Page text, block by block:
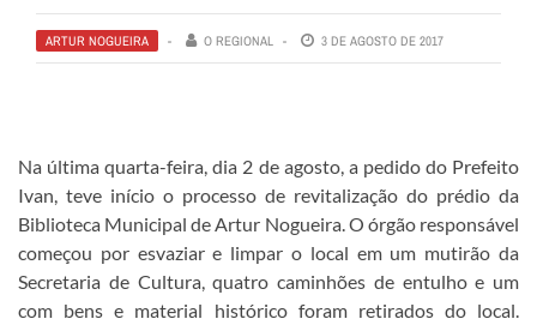
ARTUR NOGUEIRA O REGIONAL 3 DE AGOSTO DE 2017
Na última quarta-feira, dia 2 de agosto, a pedido do Prefeito
Ivan, teve início o processo de revitalização do prédio da
Biblioteca Municipal de Artur Nogueira. O órgão responsável
começou por esvaziar e limpar o local em um mutirão da
Secretaria de Cultura, quatro caminhões de entulho e um
com bens e material histórico foram retirados do local.